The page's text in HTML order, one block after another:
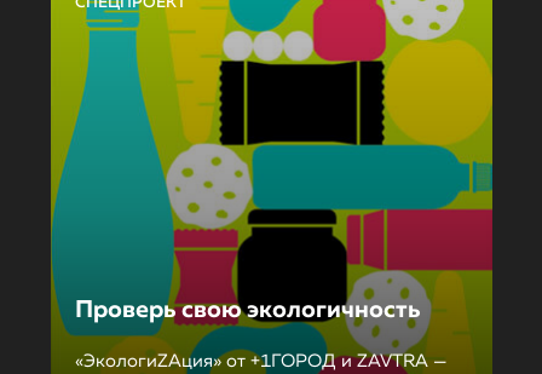
Проверь свою экологичность
«ЭкологиZAция» от +1ГОРОД и ZAVTRA —